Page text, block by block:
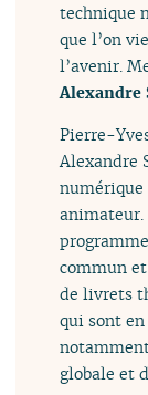
technique
que l’on
l’avenir.
Alexandre
Pierre-
Alexandre
numérique
animateur.
commun
de livrets
qui sont
globale et